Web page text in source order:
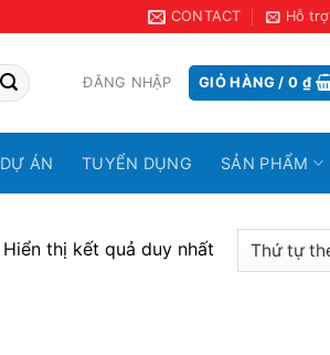
CONTACT Hỗ trợ
ĐĂNG NHẬP GIỎ HÀNG /0 ₫
DỰ ÁN TUYỂN DỤNG SẢN PHẨM
Hiển thị kết quả duy nhất